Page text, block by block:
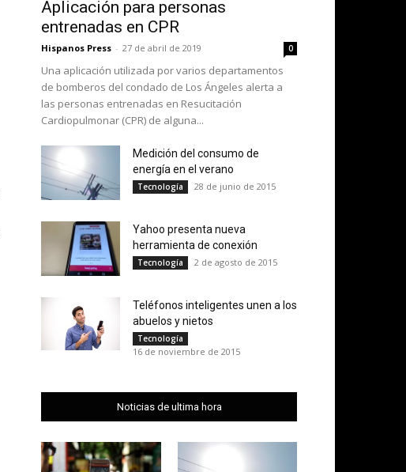
Aplicación para personas
entrenadas en CPR
Hispanos Press - 27 de abril de 2019 0
Una aplicación utilizada por varios departamentos
de bomberos del condado de Los Ángeles alerta a
las personas entrenadas en Resucitación
Cardiopulmonar (CPR) de alguna...
Medición del consumo de
energía en el verano
Tecnología 28 de junio de 2015
Yahoo presenta nueva
herramienta de conexión
Tecnología 2 de agosto de 2015
Teléfonos inteligentes unen a los
abuelos y nietos
Tecnología
16 de noviembre de 2015
Noticias de ultima hora